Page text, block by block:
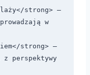
w
perspektywy